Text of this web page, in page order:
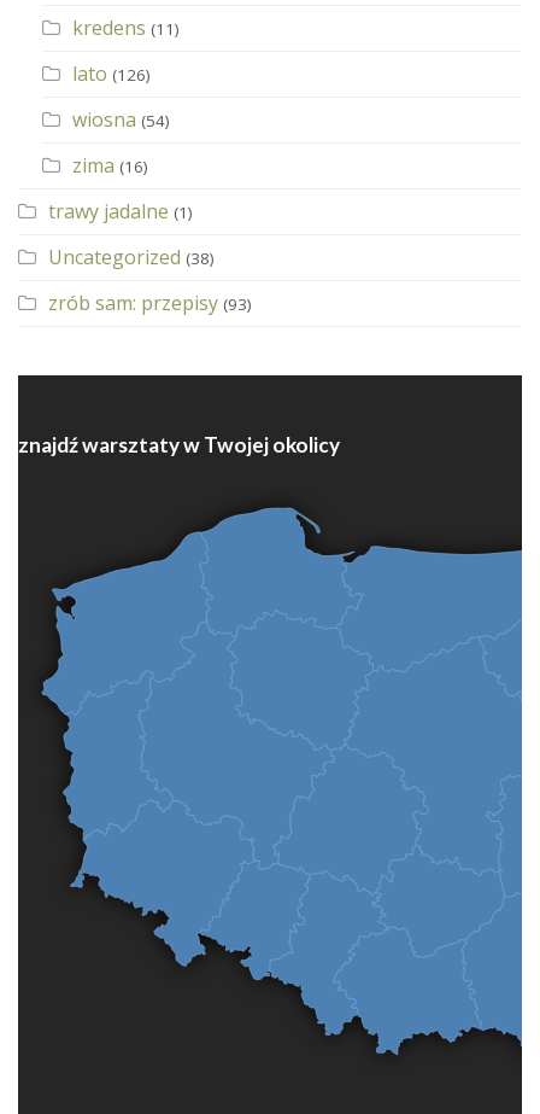
kredens (11)
lato (126)
wiosna (54)
zima (16)
trawy jadalne (1)
Uncategorized (38)
zrób sam: przepisy (93)
znajdź warsztaty w Twojej okolicy